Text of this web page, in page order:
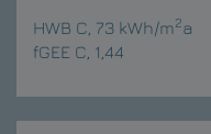
HWB C, 73 kWh/m2a
fGEE C, 1,44